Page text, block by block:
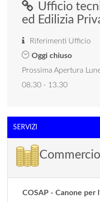
Ufficio
ed Edilizia
Riferimenti Ufficio
Oggi chiuso
Prossima Apertura
08.30 - 13.30
SERVIZI
Commercio
COSAP - Canone per